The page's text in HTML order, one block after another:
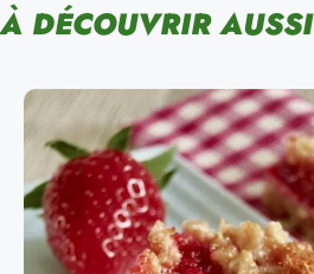
À DÉCOUVRIR AUSSI